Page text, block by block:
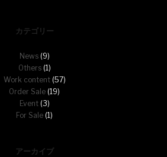
カテゴリー
News(9)
Others(1)
Work content(57)
Order Sale (19)
Event(3)
For Sale (1)
アーカイブ